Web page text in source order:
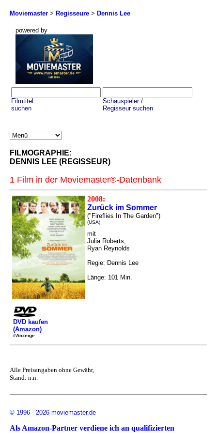
Moviemaster > Regisseure > Dennis Lee
powered by
Filmtitel
suchen
Schauspieler /
Regisseur suchen
FILMOGRAPHIE:
DENNIS LEE (REGISSEUR)
1 Film in der Moviemaster®-Datenbank
2008:
Zurück im Sommer
("Fireflies In The Garden")
(USA)
mit
Julia Roberts,
Ryan Reynolds
Regie: Dennis Lee
Länge: 101 Min.
DVD kaufen
(Amazon)
#Anzeige
Alle Preisangaben ohne Gewähr,
Stand: n.n.
© 1996 - 2026 moviemaster.de
Als Amazon-Partner verdiene ich an qualifizierten